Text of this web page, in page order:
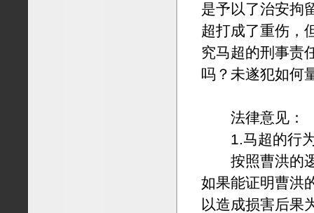
是予以了治安拘
超打成了重伤，
究马超的刑事责
吗？未遂犯如何
法律意见：
1.马超的行为
按照曹洪的逻
如果能证明曹洪
以造成损害后果